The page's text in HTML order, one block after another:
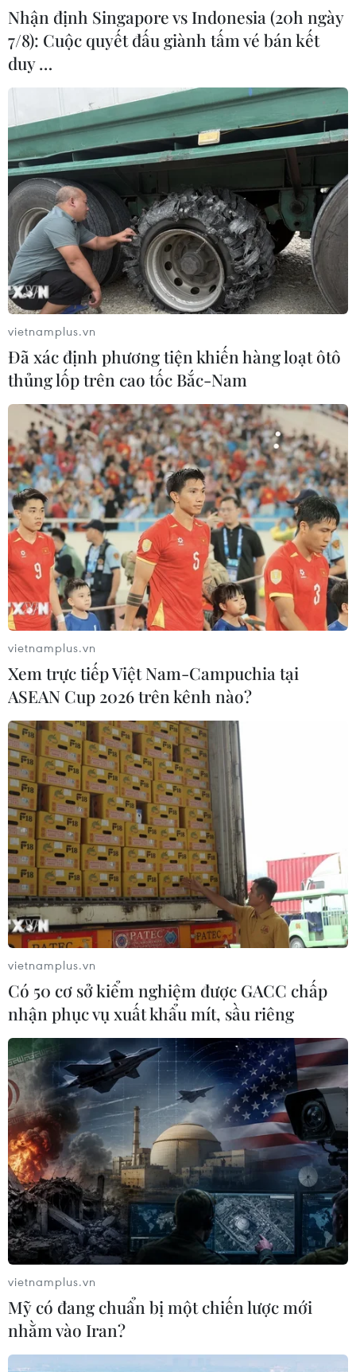
Cổ phiếu thị giá thấp bị xả bán, chứng
khoán lại đỏ sàn
13/05/2014 09:07
Ngày 13/5, áp lực xả bán tại nhóm chứng khoán thị giá
thấp vẫn chưa dứt và khiến VN-Index tiếp tục giảm 3,14
điểm và HNX-Index mất 1,3 điểm.
Nhận định Singapore vs Indonesia (20h ngày
7/8): Cuộc quyết đấu giành tấm vé bán kết
duy …
vietnamplus.vn
Đã xác định phương tiện khiến hàng loạt ôtô
thủng lốp trên cao tốc Bắc-Nam
vietnamplus.vn
Xem trực tiếp Việt Nam-Campuchia tại
ASEAN Cup 2026 trên kênh nào?
vietnamplus.vn
Có 50 cơ sở kiểm nghiệm được GACC chấp
nhận phục vụ xuất khẩu mít, sầu riêng
vietnamplus.vn
Mỹ có đang chuẩn bị một chiến lược mới
nhằm vào Iran?